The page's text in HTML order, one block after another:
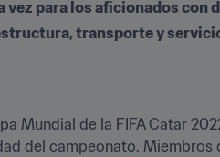
para los aficionados con
transporte y
Mundial de la FIFA Catar
del campeonato. Miembros